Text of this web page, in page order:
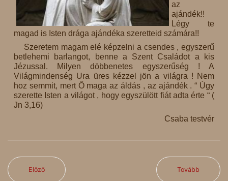
az
ajándék!!
Légy te
magad is Isten drága ajándéka szeretteid számára!!
Szeretem magam elé képzelni a csendes , egyszerű
betlehemi barlangot, benne a Szent Családot a kis
Jézussal. Milyen döbbenetes egyszerűség ! A
Világmindenség Ura üres kézzel jön a világra ! Nem
hoz semmit, mert Ő maga az áldás , az ajándék . “ Úgy
szerette Isten a világot , hogy egyszülött fiát adta érte “ (
Jn 3,16)
Csaba testvér
Előző Tovább